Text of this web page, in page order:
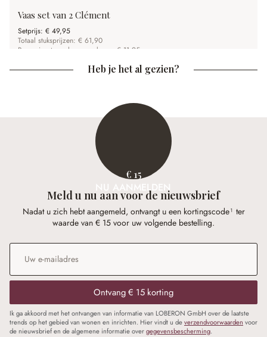
Vaas set van 2 Clément
Setprijs: € 49,95
Totaal stuksprijzen: € 61,90
Besparing t.o.v. losse aankoop: € 11,95
Heb je het al gezien?
€ 15
NU AANMELDEN
Meld u nu aan voor de nieuwsbrief
Nadat u zich hebt aangemeld, ontvangt u een kortingscode¹ ter
waarde van € 15 voor uw volgende bestelling.
E-mailadres
Ontvang € 15 korting
Ik ga akkoord met het ontvangen van informatie van LOBERON GmbH over de laatste
trends op het gebied van wonen en inrichten. Hier vindt u deverzendvoorwaarden voor
de nieuwsbrief en de algemene informatie overgegevensbescherming.